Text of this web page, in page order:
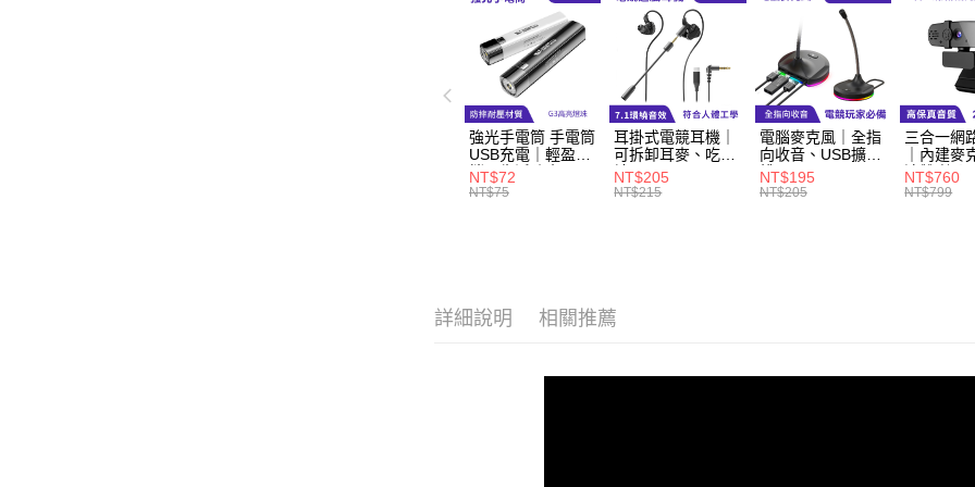
付款後全
每筆
萊爾富取
每筆
付款後萊
每筆
宅配
強光手電筒 手電筒
USB充電｜輕盈易
攜、生活防水
NT$72
NT$75
耳掛式電競耳機｜
可拆卸耳麥、吃雞
神器
NT$205
NT$215
電腦麥克風｜全指
向收音、USB擴充
槽
NT$195
NT$205
三合一網
｜內建麥
清雙喇叭
NT$760
NT$799
詳細說明 相關推薦